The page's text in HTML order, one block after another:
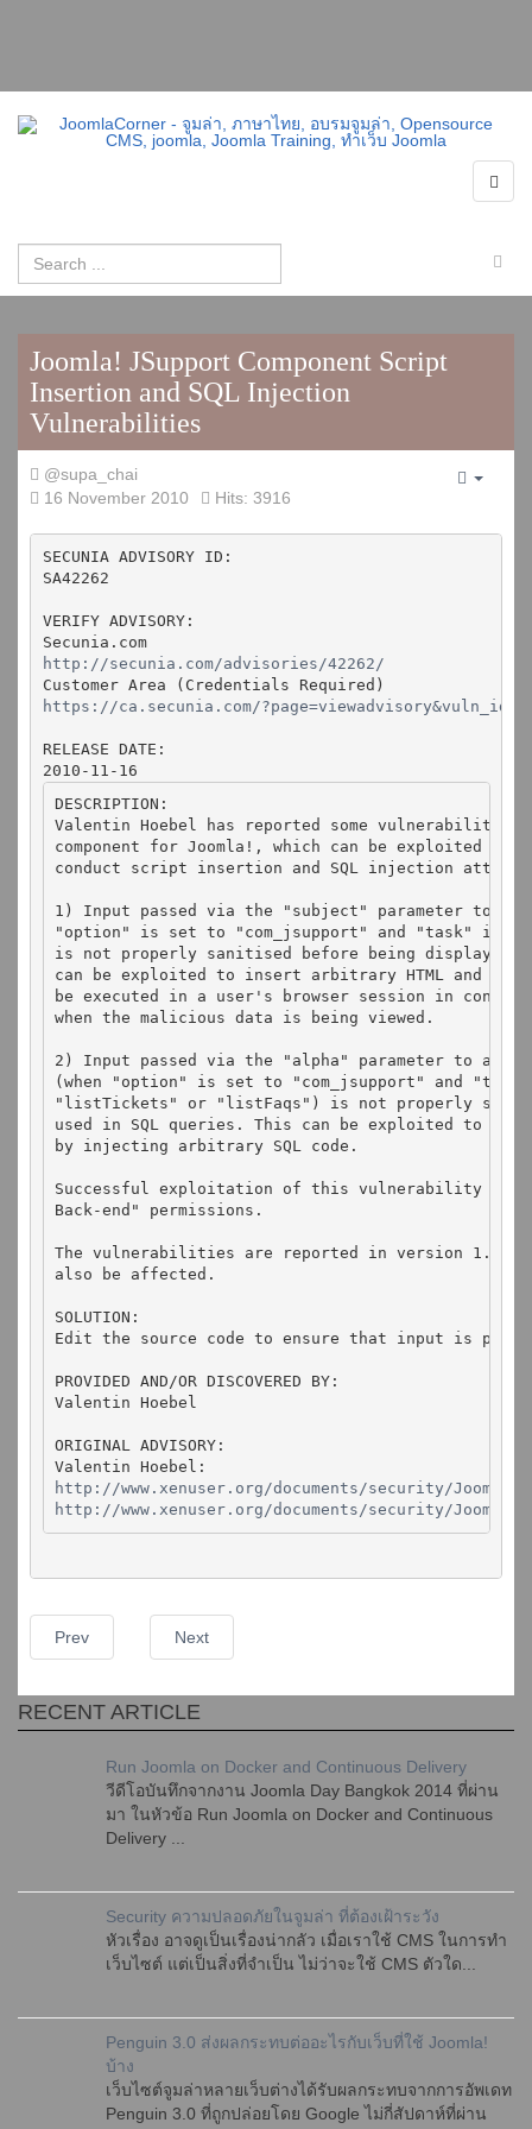
Joomla! JSupport Component Script
Insertion and SQL Injection
Vulnerabilities
@supa_chai
16 November 2010
Hits: 3916
SECUNIA ADVISORY ID:
SA42262
VERIFY ADVISORY:
Secunia.com
http://secunia.com/advisories/42262/
Customer Area (Credentials Required)
https://ca.secunia.com/
RELEASE DATE:
2010-11-16
DESCRIPTION:
Valentin Hoebel has reported some vulnerabilities
component for Joomla!, which can be exploited by
conduct script insertion and SQL injection
1) Input passed via the "subject" parameter to
"option" is set to "com_jsupport" and "task" is
is not properly sanitised before being displayed
can be exploited to insert arbitrary HTML and
be executed in a user's browser session in
when the malicious data is being viewed.
2) Input passed via the "alpha" parameter to
(when "option" is set to "com_jsupport" and
"listTickets" or "listFaqs") is not properly
used in SQL queries. This can be exploited to
by injecting arbitrary SQL code.
Successful exploitation of this vulnerability
Back-end" permissions.
The vulnerabilities are reported in version 1.5.6.
also be affected.
SOLUTION:
Edit the source code to ensure that input is
PROVIDED AND/OR DISCOVERED BY:
Valentin Hoebel
ORIGINAL ADVISORY:
Valentin Hoebel:
http://www.xenuser.org/documents/security/
http://www.xenuser.org/documents/security/
Prev Next
RECENT ARTICLE
Run Joomla on Docker and Continuous Delivery
วีดีโอบันทึกจากงาน Joomla Day Bangkok 2014 ที่ผ่าน
มา ในหัวข้อ Run Joomla on Docker and Continuous
Delivery ...
Security ความปลอดภัยในจูมล่า ที่ต้องเฝ้าระวัง
หัวเรื่อง อาจดูเป็นเรื่องน่ากลัว เมื่อเราใช้ CMS ในการทำ
เว็บไซต์ แต่เป็นสิ่งที่จำเป็น ไม่ว่าจะใช้ CMS ตัวใด...
Penguin 3.0 ส่งผลกระทบต่ออะไรกับเว็บที่ใช้ Joomla!
บ้าง
เว็บไซต์จูมล่าหลายเว็บต่างได้รับผลกระทบจากการอัพเดท
Penguin 3.0 ที่ถูกปล่อยโดย Google ไม่กี่สัปดาห์ที่ผ่าน